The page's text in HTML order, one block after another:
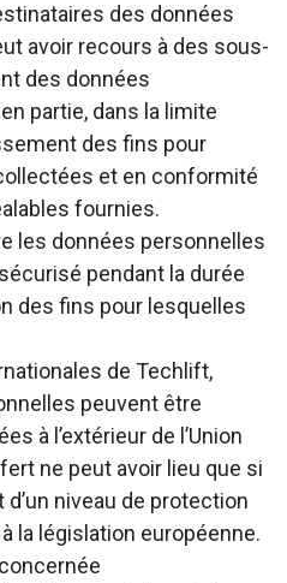
des données
avoir recours à des sous-
des données
partie, dans la limite
des fins pour
et en conformité
fournies.
les données personnelles
pendant la durée
des fins pour lesquelles
de Techlift,
peuvent être
à l’extérieur de l’Union
ne peut avoir lieu que si
niveau de protection
la législation européenne.